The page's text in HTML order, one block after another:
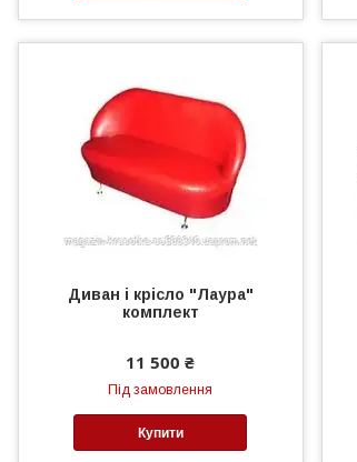
Диван і крісло "Лаура"
комплект
11 500 ₴
Під замовлення
Купити